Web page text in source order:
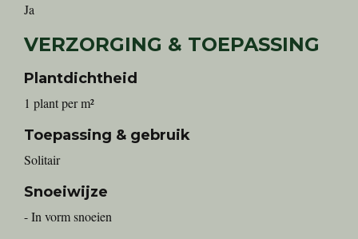
Ja
VERZORGING & TOEPASSING
Plantdichtheid
1 plant per m²
Toepassing & gebruik
Solitair
Snoeiwijze
- In vorm snoeien